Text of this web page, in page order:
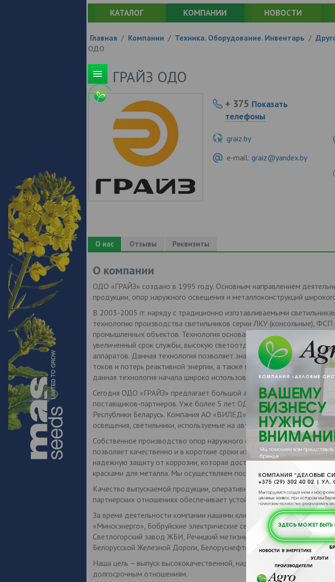
КАТАЛОГ КОМПАНИИ НОВОСТИ
Главная / Компании / Техника. Оборудование. Инвентарь /
ОДО
ГРАЙЗ ОДО
+ 375 Показать
телефоны
graiz.by
e-mail: graiz@yandex.by
О нас Отзывы Реквизиты
О компании
ОДО «ГРАЙЗ» создано в 1995 году. Основным направлением
продукции, опор наружного освещения и металлоконструкций
В 2003-2005 гг. наряду с традиционно изготавливаемыми
технологию производства светильников серии ЛКУ (консольные),
промышленных объектов. Технология основана на использовании
увеличенный срок службы, высокую светоотдачу, благоприятный
аппаратов. Данная технология позволяет значительно снизить
токов и потерь реактивной энергии, а также многократно уменьшить
данная технология начала широко использоваться в программе
Сегодня ОДО «ГРАЙЗ» предлагает большой ассортимент
поставщиков-партнеров. Уже более 5 лет ОДО «ГРАЙЗ» является
Республики Беларусь. Компания АО «ВИЛЕД» производит
освещения, светильники, используемые на автомагистралях и местах
Собственное производство опор наружного освещения: консольные,
позволяет качественно и в короткие сроки изготовить опоры для
надежную защиту от коррозии, которая достигается за счет
красками для металла. Мы осуществляем поставки оцинкованных
Качество выпускаемой продукции, оперативность в выполнении
партнерских отношениях обеспечивает устойчивый спрос на
За время деятельности компании нашими клиентами стали такие
«Минскэнерго», Бобруйские электрические сети, РУП
Светлогорский завод ЖБИ, Речицкий метизный завод, МАЗ, МЗКТ,
Белорусской Железной Дороги, Белоруснефть, Дорожно
Наша цель – выпуск высококачественной, надежной,
долгосрочным отношениям.